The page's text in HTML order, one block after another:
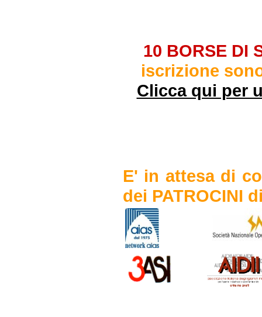
10 BORSE DI
iscrizione
Clicca qui per
E' in attesa di
dei PATROCINI